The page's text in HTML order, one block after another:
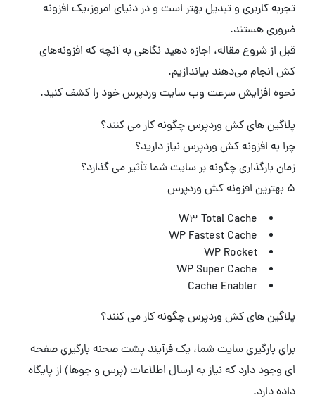
تجربه کاربری و تبدیل بهتر است و در دنیای امروز،یک افزونه
ضروری هستند.
قبل از شروع مقاله، اجازه دهید نگاهی به آنچه که افزونه‌های
کش انجام می‌دهند بیاندازیم.
نحوه افزایش سرعت وب سایت وردپرس خود را کشف کنید.
پلاگین های کش وردپرس چگونه کار می کنند؟
چرا به افزونه کش وردپرس نیاز دارید؟
زمان بارگذاری چگونه بر سایت شما تأثیر می گذارد؟
5 بهترین افزونه کش وردپرس
W3 Total Cache
WP Fastest Cache
WP Rocket
WP Super Cache
Cache Enabler
پلاگین های کش وردپرس چگونه کار می کنند؟
برای بارگیری سایت شما، یک فرآیند پشت صحنه بارگیری صفحه
ای وجود دارد که نیاز به ارسال اطلاعات (پرس و جوها) از پایگاه
داده دارد.